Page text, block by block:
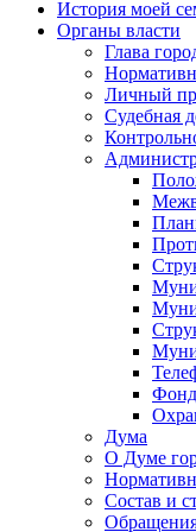
История моей
Органы власти
Глава
Личный
Судебная
Фонд
Дума
О Думе
Состав и